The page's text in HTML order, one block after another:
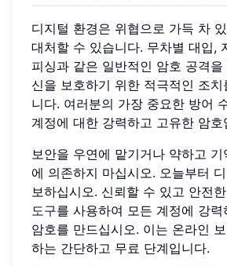
디지털 환경은 위협으로 가득 차
대처할 수 있습니다. 무차별 대입,
피싱과 같은 일반적인 암호 공격
신을 보호하기 위한 적극적인 조
니다. 여러분의 가장 중요한 방어
계정에 대한 강력하고 고유한 암호
보안을 우연에 맡기거나 약하고
에 의존하지 마십시오. 오늘부터
보하십시오. 신뢰할 수 있고 안전한
도구를 사용하여 모든 계정에 강력
암호를 만드십시오. 이는 온라인
하는 간단하고 무료 단계입니다.